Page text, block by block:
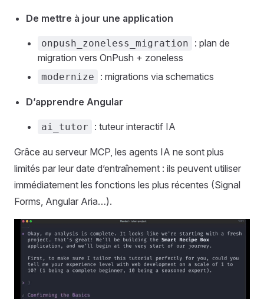
De mettre à jour une application
onpush_zoneless_migration
: plan de
migration vers OnPush + zoneless
modernize : migrations via schematics
D’apprendre Angular
ai_tutor : tuteur interactif IA
Grâce au serveur MCP, les agents IA ne sont plus
limités par leur date d’entraînement : ils peuvent utiliser
immédiatement les fonctions les plus récentes (Signal
Forms, Angular Aria…).